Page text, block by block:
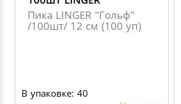
Пика LINGER "Гольф"
/100шт/ 12 см (100 уп)
В упаковке: 40